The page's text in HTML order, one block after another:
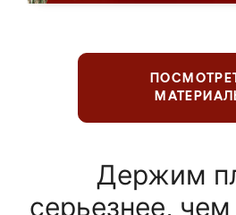
Держим
серьезнее,